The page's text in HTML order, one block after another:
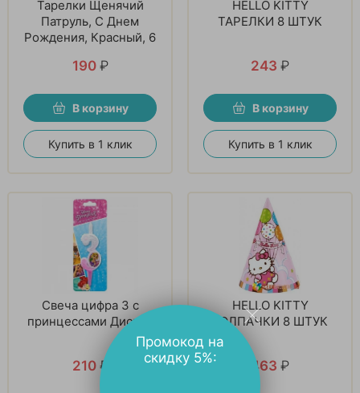
Тарелки Щенячий
Патруль, С Днем
Рождения, Красный, 6
190 ₽
В корзину
Купить в 1 клик
HELLO KITTY
ТАРЕЛКИ 8 ШТУК
243 ₽
В корзину
Купить в 1 клик
Свеча цифра 3 с
принцессами Диснея
210 ₽
HELLO KITTY
КОЛПАЧКИ 8 ШТУК
463 ₽
Промокод на
скидку 5%: